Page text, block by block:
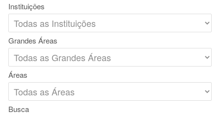
Instituições
Grandes Áreas
Áreas
Busca